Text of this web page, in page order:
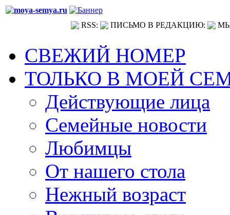
RSS: ПИСЬМО В РЕДАКЦИЮ:
СВЕЖИЙ НОМЕР
ТОЛЬКО В МОЕЙ
Действующие лица
Семейные новости
Любимцы
От нашего стола
Нежный возраст